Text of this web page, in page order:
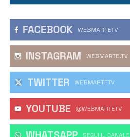
FACEBOOK WEBMARTETV
INSTAGRAM WEBMARTE.TV
TWITTER WEBMARTETV
YOUTUBE @WEBMARTETV
‎SEGUI IL CANALE